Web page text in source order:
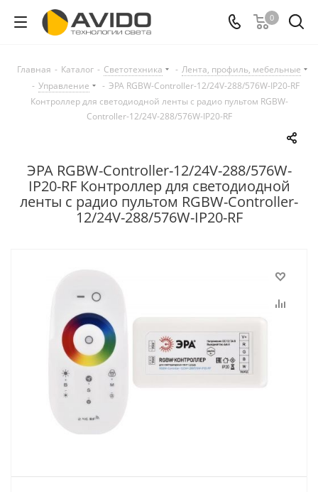
0
Главная - Каталог - Светотехника - Лента, профиль, мебельные
- Управление - ЭРА RGBW-Controller-12/24V-288/576W-IP20-RF
Контроллер для светодиодной ленты с радио пультом RGBW-
Controller-12/24V-288/576W-IP20-RF
ЭРА RGBW-Controller-12/24V-288/576W-
IP20-RF Контроллер для светодиодной
ленты с радио пультом RGBW-Controller-
12/24V-288/576W-IP20-RF